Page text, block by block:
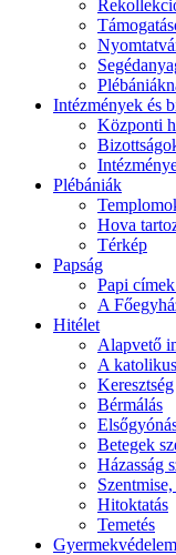
Intézmények és
Központi
Plébániák
Hova
Térkép
Papság
Papi
A
Hitélet
Alapvető
A
Keresztség
Bérmálás
Betegek
Házasság
Hitoktatás
Temetés
Gyermekvédelem